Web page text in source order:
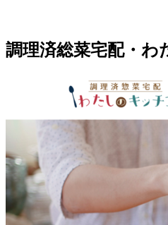
調理済総菜宅配・わ